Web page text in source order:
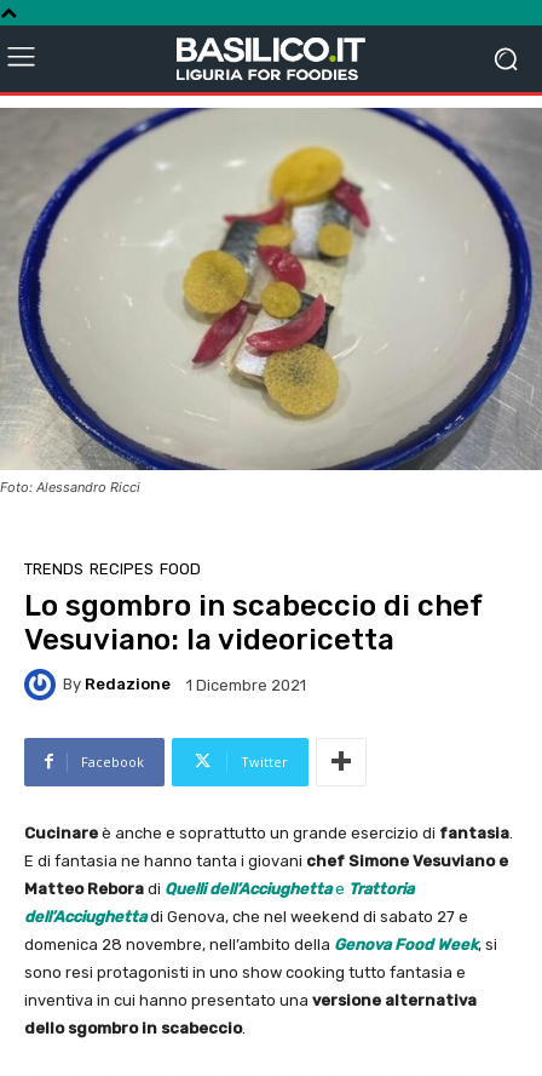
Foto: Alessandro Ricci
TRENDS RECIPES FOOD
Lo sgombro in scabeccio di chef
Vesuviano: la videoricetta
By Redazione 1 Dicembre 2021
Facebook Twitter
Cucinare è anche e soprattutto un grande esercizio di fantasia
E di fantasia ne hanno tanta i giovani chef Simone Vesuviano e
Matteo Rebora di Quelli dell’Acciughettae Trattoria
dell’Acciughettadi Genova, che nel weekend di sabato 27 e
domenica 28 novembre, nell’ambito della Genova Food Week, si
sono resi protagonisti in uno show cooking tutto fantasia e
inventiva in cui hanno presentato una versione alternativa
dello sgombro in scabeccio.